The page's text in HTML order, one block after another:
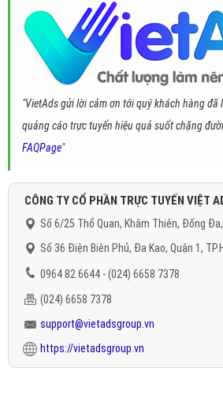
"VietAds gửi lời cảm ơn tới quý khách hàng
quảng cáo trực tuyến hiệu quả suốt chặng
FAQPage"
CÔNG TY CỔ PHẦN TRỰC TUYẾN VIỆT
Số 6/25 Thổ Quan, Khâm Thiên, Đống Đa,
Số 36 Điện Biên Phủ, Đa Kao, Quận 1,
0964 82 6644 - (024) 6658 7378
(024) 6658 7378
support@vietadsgroup.vn
https://vietadsgroup.vn